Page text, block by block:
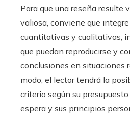
Para que una reseña resulte
valiosa, conviene que
cuantitativas y cualitativas,
que puedan reproducirse y
conclusiones en situaciones
modo, el lector tendrá la
criterio según su
espera y sus principios